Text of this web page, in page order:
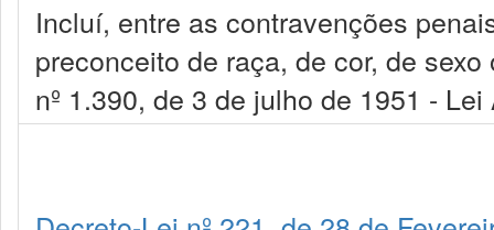
Incluí, entre as contravenções
preconceito de raça, de cor, de
nº 1.390, de 3 de julho de 1951 -